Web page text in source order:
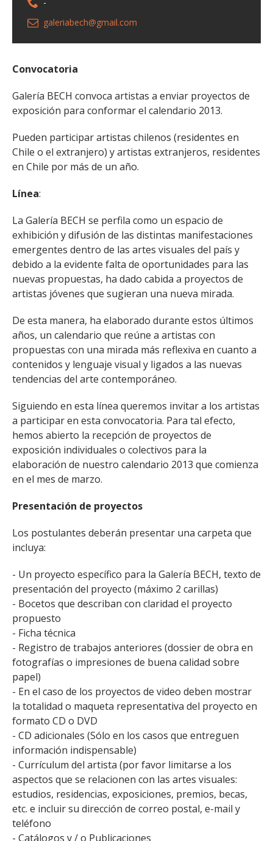
galeriabech@gmail.com
Convocatoria
Galería BECH convoca artistas a enviar proyectos de
exposición para conformar el calendario 2013.
Pueden participar artistas chilenos (residentes en
Chile o el extranjero) y artistas extranjeros, residentes
en Chile por más de un año.
Línea:
La Galería BECH se perfila como un espacio de
exhibición y difusión de las distintas manifestaciones
emergentes dentro de las artes visuales del país y
debido a la evidente falta de oportunidades para las
nuevas propuestas, ha dado cabida a proyectos de
artistas jóvenes que sugieran una nueva mirada.
De esta manera, ha elaborado durante estos últimos
años, un calendario que reúne a artistas con
propuestas con una mirada más reflexiva en cuanto a
contenidos y lenguaje visual y ligados a las nuevas
tendencias del arte contemporáneo.
Siguiendo en esta línea queremos invitar a los artistas
a participar en esta convocatoria. Para tal efecto,
hemos abierto la recepción de proyectos de
exposición individuales o colectivos para la
elaboración de nuestro calendario 2013 que comienza
en el mes de marzo.
Presentación de proyectos
Los postulantes deberán presentar una carpeta que
incluya:
- Un proyecto específico para la Galería BECH, texto de
presentación del proyecto (máximo 2 carillas)
- Bocetos que describan con claridad el proyecto
propuesto
- Ficha técnica
- Registro de trabajos anteriores (dossier de obra en
fotografías o impresiones de buena calidad sobre
papel)
- En el caso de los proyectos de video deben mostrar
la totalidad o maqueta representativa del proyecto en
formato CD o DVD
- CD adicionales (Sólo en los casos que entreguen
información indispensable)
- Currículum del artista (por favor limitarse a los
aspectos que se relacionen con las artes visuales:
estudios, residencias, exposiciones, premios, becas,
etc. e incluir su dirección de correo postal, e-mail y
teléfono
- Catálogos y / o Publicaciones